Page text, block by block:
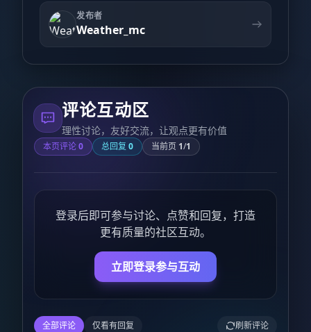
发布者
Weather_mc
评论互动区
理性讨论，友好交流，让观点更有价值
本页评论0 总回复 0 当前页 1/1
登录后即可参与讨论、点赞和回复，打造
更有质量的社区互动。
立即登录参与互动
全部评论 仅看有回复 刷新评论